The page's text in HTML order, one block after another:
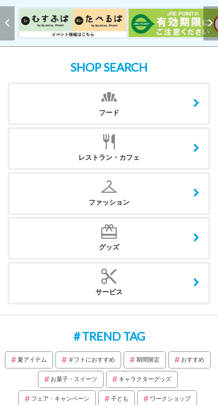
SHOP SEARCH
フード
レストラン・カフェ
ファッション
グッズ
サービス
TREND TAG
夏アイテム ギフトにおすすめ 期間限定 おすすめ
お菓子・スイーツ キャラクターグッズ
フェア・キャンペーン 子ども ワークショップ